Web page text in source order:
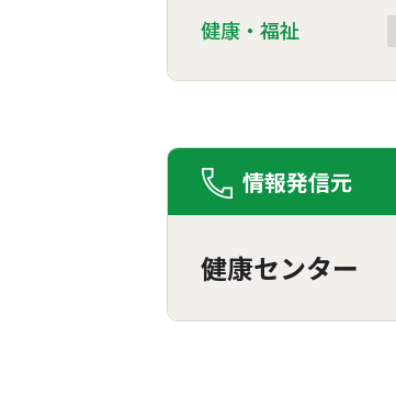
健康・福祉
情報発信元
健康センター